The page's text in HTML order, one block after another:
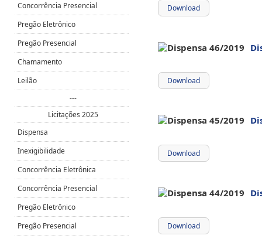
Download
Download
Download
Download
Concorrência Presencial
Pregão Eletrônico
Pregão Presencial
Chamamento
Leilão
---
Licitações 2025
Dispensa
Inexigibilidade
Concorrência Eletrônica
Concorrência Presencial
Pregão Eletrônico
Pregão Presencial